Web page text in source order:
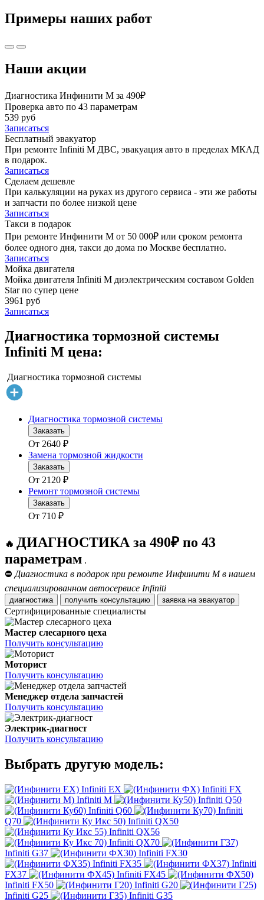
Примеры наших работ
Наши акции
Диагностика Инфинити М за 490₽
Проверка авто по 43 параметрам
539 руб
Записаться
Бесплатный эвакуатор
При ремонте Infiniti M ДВС, эвакуация авто в пределах МКАД
в подарок.
Записаться
Сделаем дешевле
При калькуляции на руках из другого сервиса - эти же работы
и запчасти по более низкой цене
Записаться
Такси в подарок
При ремонте Инфинити М от 50 000₽ или сроком ремонта
более одного дня, такси до дома по Москве бесплатно.
Записаться
Мойка двигателя
Мойка двигателя Infiniti M диэлектрическим составом Golden
Star по супер цене
3961 руб
Записаться
Диагностика тормозной системы
Infiniti M цена:
Диагностика тормозной системы
Диагностика тормозной системы
Заказать
От 2640 ₽
Замена тормозной жидкости
Заказать
От 2120 ₽
Ремонт тормозной системы
Заказать
От 710 ₽
🔥 ДИАГНОСТИКА за 490₽ по 43
параметрам .
⛔ Диагностика в подарок при ремонте Инфинити М в нашем
специализированном автосервисе Infiniti
диагностика получить консультацию заявка на эвакуатор
Сертифицированные специалисты
Мастер слесарного цеха
Получить консультацию
Моторист
Получить консультацию
Менеджер отдела запчастей
Получить консультацию
Электрик-диагност
Получить консультацию
Выбрать другую модель:
Infiniti EX
Infiniti FX
Infiniti M
Infiniti Q50
Infiniti Q60
Infiniti
Q70
Infiniti QX50
Infiniti QX56
Infiniti QX70
Infiniti G37
Infiniti FX30
Infiniti FX35
Infiniti
FX37
Infiniti FX45
Infiniti FX50
Infiniti G20
Infiniti G25
Infiniti G35